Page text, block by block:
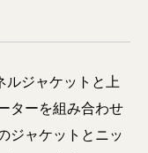
ルジャケットと上
ターを組み合わせ
ジャケットとニッ